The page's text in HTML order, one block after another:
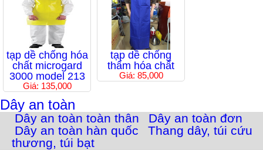
tạp dề chống hóa
chất microgard
3000 model 213
Giá: 135,000
tạp dề chống
thấm hóa chất
Giá: 85,000
Dây an toàn
Dây an toàn toàn thân
Dây an toàn đơn
Dây an toàn hàn quốc
Thang dây, túi cứu
thương, túi bạt